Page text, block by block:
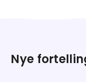
Nye